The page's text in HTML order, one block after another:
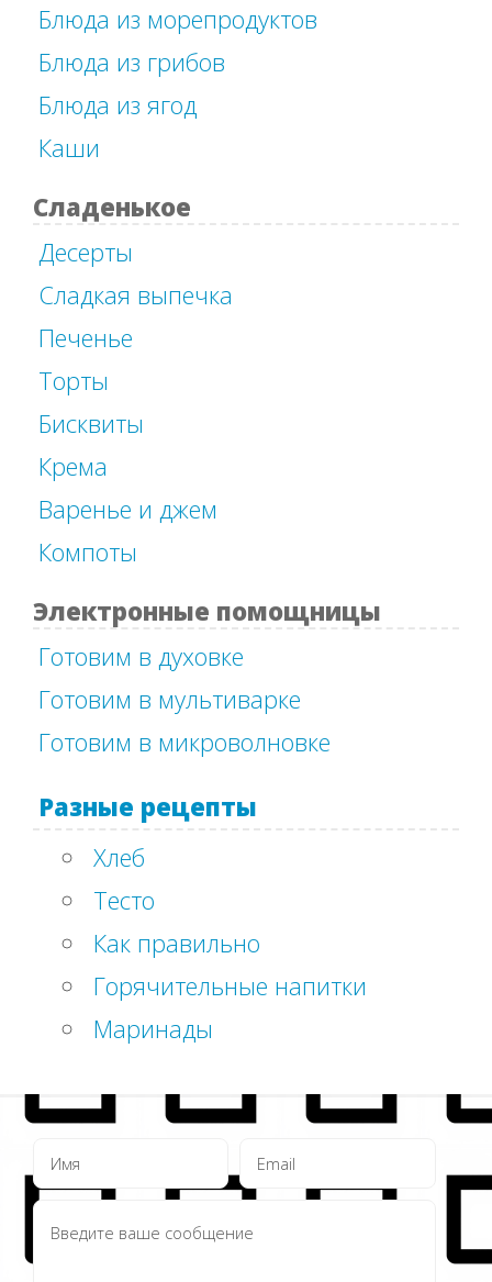
Блюда из морепродуктов
Блюда из грибов
Блюда из ягод
Каши
Сладенькое
Десерты
Сладкая выпечка
Печенье
Торты
Бисквиты
Крема
Варенье и джем
Компоты
Электронные помощницы
Готовим в духовке
Готовим в мультиварке
Готовим в микроволновке
Разные рецепты
Хлеб
Тесто
Как правильно
Горячительные напитки
Маринады